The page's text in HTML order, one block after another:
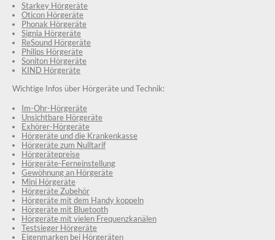
Starkey Hörgeräte
Oticon Hörgeräte
Phonak Hörgeräte
Signia Hörgeräte
ReSound Hörgeräte
Philips Hörgeräte
Soniton Hörgeräte
KIND Hörgeräte
Wichtige Infos über Hörgeräte und Technik:
Im-Ohr-Hörgeräte
Unsichtbare Hörgeräte
Exhörer-Hörgeräte
Hörgeräte und die Krankenkasse
Hörgeräte zum Nulltarif
Hörgerätepreise
Hörgeräte-Ferneinstellung
Gewöhnung an Hörgeräte
Mini Hörgeräte
Hörgeräte Zubehör
Hörgeräte mit dem Handy koppeln
Hörgeräte mit Bluetooth
Hörgeräte mit vielen Frequenzkanälen
Testsieger Hörgeräte
Eigenmarken bei Hörgeräten